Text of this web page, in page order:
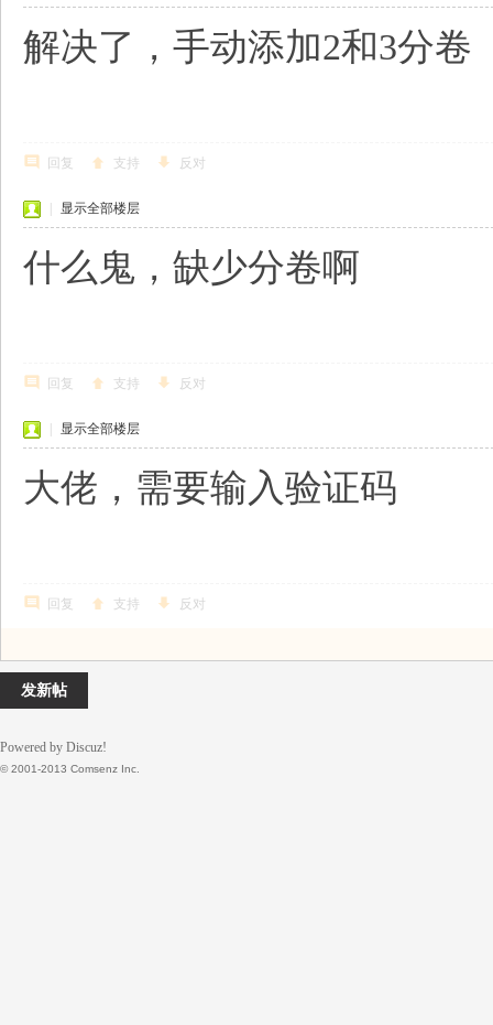
解决了，手动添加2和3分卷
回复 支持 反对
显示全部楼层
什么鬼，缺少分卷啊
回复 支持 反对
显示全部楼层
大佬，需要输入验证码
回复 支持 反对
发新帖
Powered by Discuz!
© 2001-2013 Comsenz Inc.